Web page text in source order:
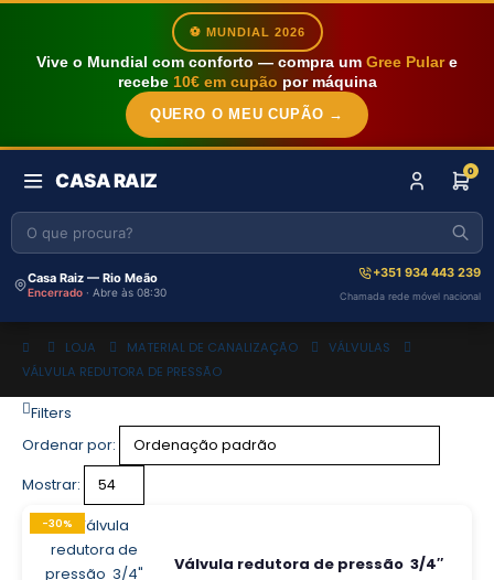
⚽ MUNDIAL 2026
Vive o Mundial com conforto — compra um Gree Pulare
recebe 10€ em cupão por máquina
QUERO O MEU CUPÃO →
CASA RAIZ 0
Casa Raiz — Rio Meão
Encerrado · Abre às 08:30
+351 934 443 239
Chamada rede móvel nacional
LOJA MATERIAL DE CANALIZAÇÃO
VÁLVULAS
VÁLVULA REDUTORA DE PRESSÃO
Filters
Ordenar por:
Mostrar:
-30%
Válvula redutora de pressão 3/4″